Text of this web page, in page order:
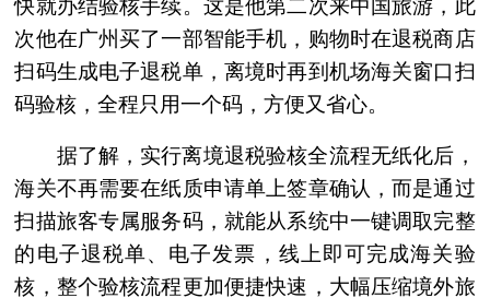
快就办结验核手续。这是他第二次来中国旅游，此
次他在广州买了一部智能手机，购物时在退税商店
扫码生成电子退税单，离境时再到机场海关窗口扫
码验核，全程只用一个码，方便又省心。
据了解，实行离境退税验核全流程无纸化后，
海关不再需要在纸质申请单上签章确认，而是通过
扫描旅客专属服务码，就能从系统中一键调取完整
的电子退税单、电子发票，线上即可完成海关验
核，整个验核流程更加便捷快速，大幅压缩境外旅